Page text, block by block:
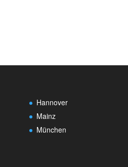
Hannover
Mainz
München